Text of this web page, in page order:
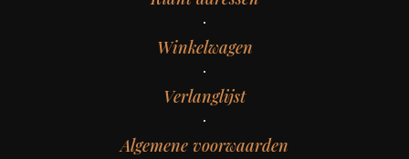
Winkelwagen
Verlanglijst
Algemene voorwaarden